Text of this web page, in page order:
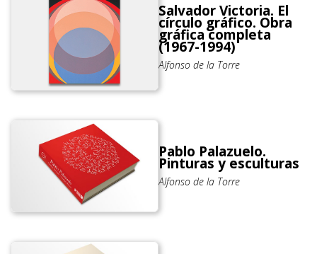
Salvador Victoria. El
círculo gráfico. Obra
gráfica completa
(1967-1994)
Alfonso de la Torre
Pablo Palazuelo.
Pinturas y esculturas
Alfonso de la Torre